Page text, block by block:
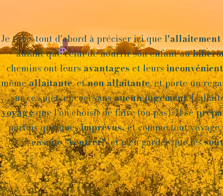
Je tiens tout d'abord à préciser ici que l'allaitement
autant que celui de nourrir son enfant au
chemins ont leursavantageset leurs
mêmeallaitante, etnon allaitante, et porte un
sur ce sujet, et ceci sansaucunjugement.
voyageque l'on choisit de faire (ou pas). Il se
parfois quelquesimprévus,et comme tout
ensuite"rentrer", et n'en garder que les